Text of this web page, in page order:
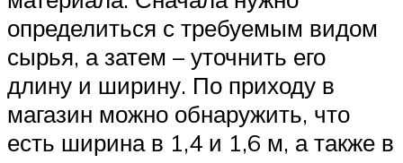
определиться с требуемым видом
сырья, а затем – уточнить его
длину и ширину. По приходу в
магазин можно обнаружить, что
есть ширина в 1,4 и 1,6 м, а также в